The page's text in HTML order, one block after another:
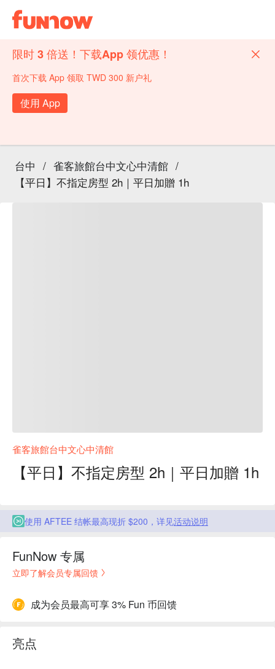
限时 3 倍送！下载App 领优惠！
首次下载 App 领取 TWD 300 新户礼
使用 App
台中 / 雀客旅館台中文心中清館 /
【平日】不指定房型 2h｜平日加贈 1h
雀客旅館台中文心中清館
【平日】不指定房型 2h｜平日加贈 1h
使用 AFTEE 结帐最高现折 $200，详见活动说明
FunNow 专属
立即了解会员专属回馈
成为会员最高可享 3% Fun 币回馈
亮点